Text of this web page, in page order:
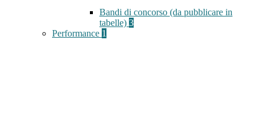
Bandi di concorso (da pubblicare in
tabelle) 3
Performance 1